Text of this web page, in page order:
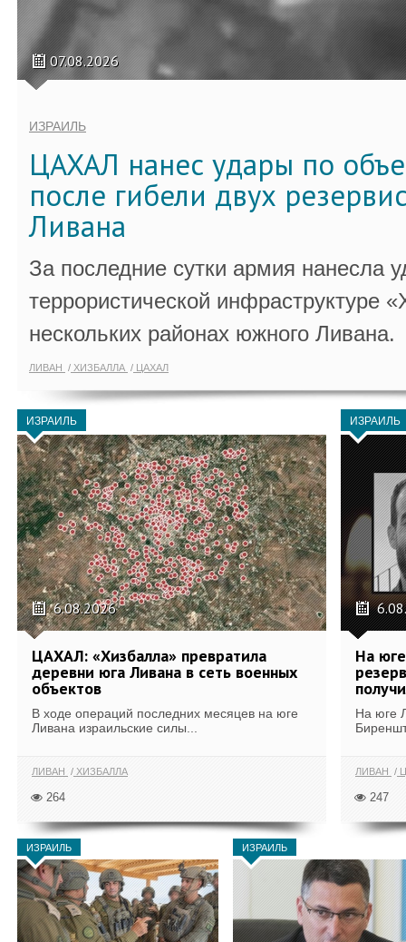
07.08.2026
ИЗРАИЛЬ
ЦАХАЛ нанес удары по
после гибели двух
Ливана
За последние сутки армия нанесла
террористической инфраструктуре
нескольких районах южного Ливана.
ЛИВАН ХИЗБАЛЛА ЦАХАЛ
ИЗРАИЛЬ
6.08.2026
ЦАХАЛ: «Хизбалла» превратила
деревни юга Ливана в сеть военных
объектов
В ходе операций последних месяцев на юге
Ливана израильские силы...
ЛИВАН ХИЗБАЛЛА
264
ИЗРАИЛЬ
На
На юге
ЛИВАН
247
ИЗРАИЛЬ ИЗРАИЛЬ